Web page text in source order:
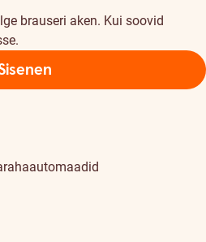
brauseri aken. Kui soovid